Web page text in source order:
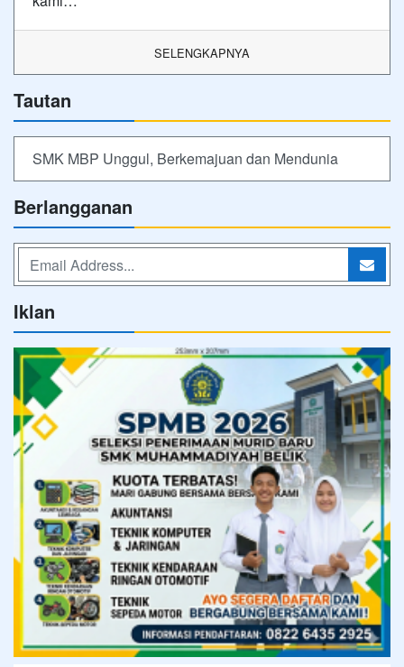
SELENGKAPNYA
Tautan
SMK MBP Unggul, Berkemajuan dan Mendunia
Berlangganan
Iklan